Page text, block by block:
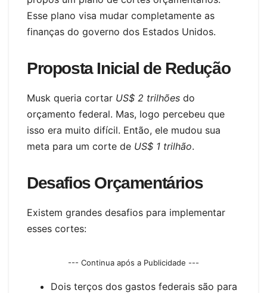
Esse plano visa mudar completamente as
finanças do governo dos Estados Unidos.
Proposta Inicial de Redução
Musk queria cortar US$ 2 trilhões do
orçamento federal. Mas, logo percebeu que
isso era muito difícil. Então, ele mudou sua
meta para um corte de US$ 1 trilhão.
Desafios Orçamentários
Existem grandes desafios para implementar
esses cortes:
--- Continua após a Publicidade ---
Dois terços dos gastos federais são para